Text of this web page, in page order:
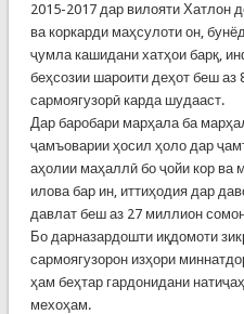
2015-2017 дар вилояти Хатлон
ва коркарди маҳсулоти он,
ҷумла кашидани хатҳои барқ,
беҳсозии шароити деҳот беш
сармоягузорӣ карда шудааст.
Дар баробари марҳала ба
ҷамъоварии ҳосил ҳоло дар
аҳолии маҳаллӣ бо ҷойи кор
илова бар ин, иттиҳодия дар
давлат беш аз 27 миллион
Бо дарназардошти иқдомоти
сармоягузорон изҳори
ҳам беҳтар гардонидани
мехоҳам.